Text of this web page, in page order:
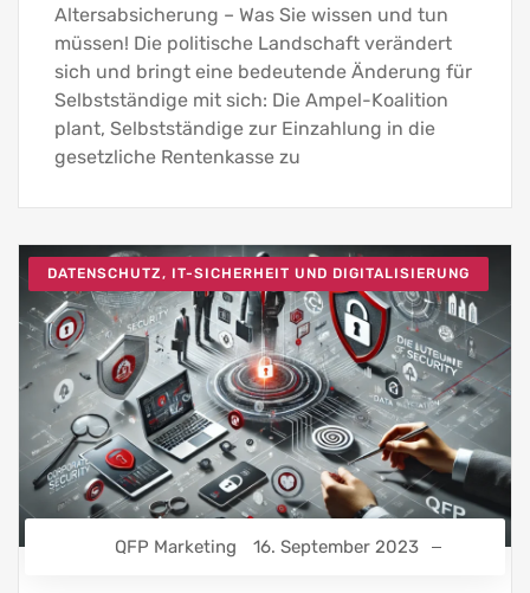
Altersabsicherung – Was Sie wissen und tun
müssen! Die politische Landschaft verändert
sich und bringt eine bedeutende Änderung für
Selbstständige mit sich: Die Ampel-Koalition
plant, Selbstständige zur Einzahlung in die
gesetzliche Rentenkasse zu
DATENSCHUTZ, IT-SICHERHEIT UND DIGITALISIERUNG
QFP Marketing 16. September 2023